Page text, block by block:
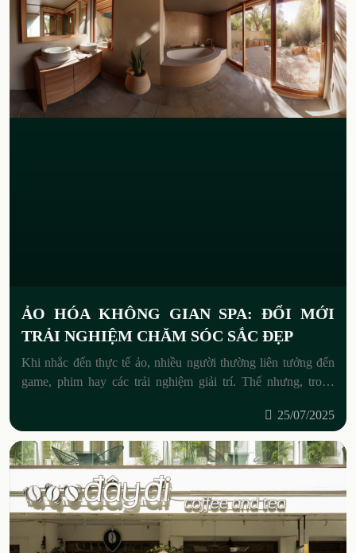
ẢO HÓA KHÔNG GIAN SPA: ĐỔI MỚI
TRẢI NGHIỆM CHĂM SÓC SẮC ĐẸP
Khi nhắc đến thực tế ảo, nhiều người thường liên tưởng đến
game, phim hay các trải nghiệm giải trí. Thế nhưng, trong
25/07/2025